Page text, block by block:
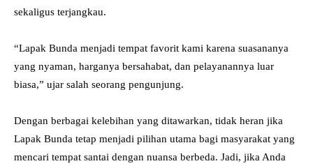
sekaligus terjangkau.
“Lapak Bunda menjadi tempat favorit kami karena suasananya
yang nyaman, harganya bersahabat, dan pelayanannya luar
biasa,” ujar salah seorang pengunjung.
Dengan berbagai kelebihan yang ditawarkan, tidak heran jika
Lapak Bunda tetap menjadi pilihan utama bagi masyarakat yang
mencari tempat santai dengan nuansa berbeda. Jadi, jika Anda